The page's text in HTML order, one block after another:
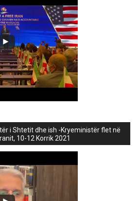
i Shtetit dhe ish -Kryeministër flet në
10-12 Korrik 2021